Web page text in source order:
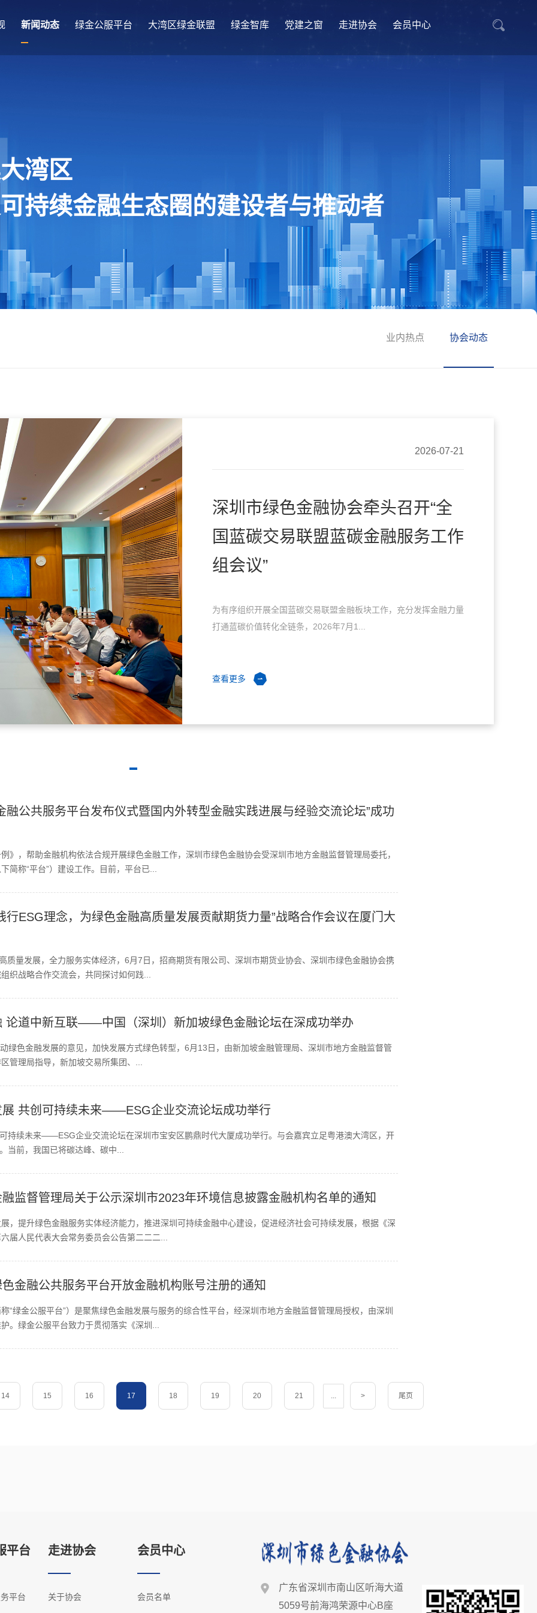
新闻动态 绿金公服平台 大湾区绿金联盟 绿金智库 党建之窗 走进协会 会员中心
湾区
持续金融生态圈的建设者与推动者
业内热点 协会动态
2026-07-21
深圳市绿色金融协会牵头召开“全
国蓝碳交易联盟蓝碳金融服务工作
组会议”
为有序组织开展全国蓝碳交易联盟金融板块工作，充分发挥金融力量
打通蓝碳价值转化全链条，2026年7月1...
查看更多
融公共服务平台发布仪式暨国内外转型金融实践进展与经验交流论坛”成功
》，帮助金融机构依法合规开展绿色金融工作，深圳市绿色金融协会受深圳市地方金融监督管理局委托，
简称“平台”）建设工作。目前，平台已...
行ESG理念，为绿色金融高质量发展贡献期货力量”战略合作会议在厦门大
质量发展，全力服务实体经济，6月7日，招商期货有限公司、深圳市期货业协会、深圳市绿色金融协会携
织战略合作交流会，共同探讨如何践...
论道中新互联——中国（深圳）新加坡绿色金融论坛在深成功举办
绿色金融发展的意见，加快发展方式绿色转型，6月13日，由新加坡金融管理局、深圳市地方金融监督管
管理局指导，新加坡交易所集团、...
展 共创可持续未来——ESG企业交流论坛成功举行
持续未来——ESG企业交流论坛在深圳市宝安区鹏鼎时代大厦成功举行。与会嘉宾立足粤港澳大湾区，开
当前，我国已将碳达峰、碳中...
监督管理局关于公示深圳市2023年环境信息披露金融机构名单的通知
提升绿色金融服务实体经济能力，推进深圳可持续金融中心建设，促进经济社会可持续发展，根据《深
届人民代表大会常务委员会公告第二二二...
金融公共服务平台开放金融机构账号注册的通知
“绿金公服平台”）是聚焦绿色金融发展与服务的综合性平台，经深圳市地方金融监督管理局授权，由深圳
。绿金公服平台致力于贯彻落实《深圳...
14 15 16 17 18 19 20 21 ... > 尾页
平台
平台
走进协会
关于协会
会员中心
会员名单
广东省深圳市南山区听海大道
5059号前海鸿荣源中心B座